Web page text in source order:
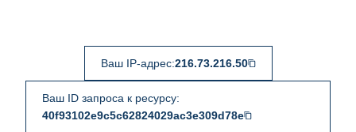
Ваш IP-адрес:216.73.216.50
Ваш ID запроса к ресурсу:
40f93102e9c5c62824029ac3e309d78e